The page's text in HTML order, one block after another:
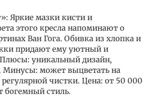
Яркие мазки кисти и
этого кресла напоминают о
Ван Гога. Обивка из хлопка и
придают ему уютный и
уникальный дизайн,
Минусы: может выцветать на
регулярной чистки. Цена: от 50 000
богемный стиль.